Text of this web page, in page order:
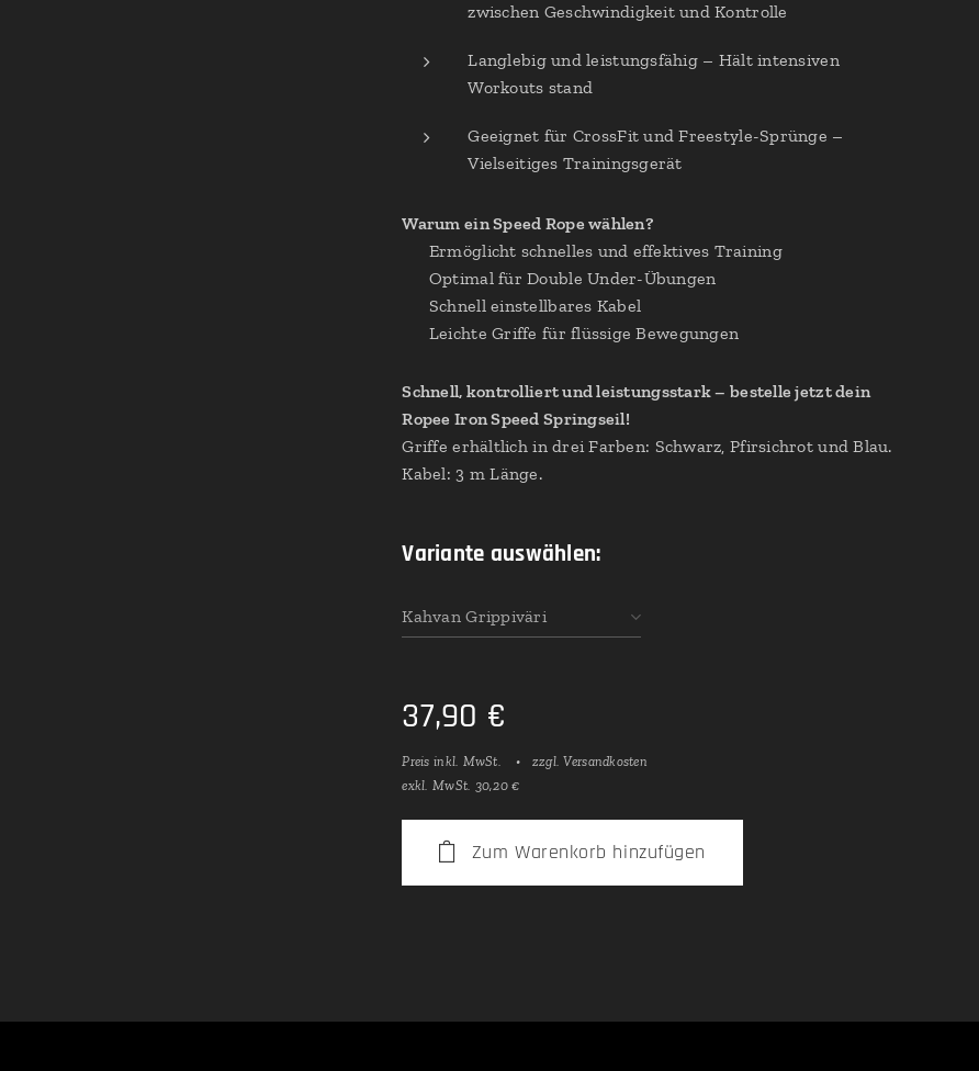
zwischen Geschwindigkeit und Kontrolle
Langlebig und leistungsfähig – Hält intensiven
Workouts stand
Geeignet für CrossFit und Freestyle-Sprünge –
Vielseitiges Trainingsgerät
Warum ein Speed Rope wählen?
✔ Ermöglicht schnelles und effektives Training
✔ Optimal für Double Under-Übungen
✔ Schnell einstellbares Kabel
✔ Leichte Griffe für flüssige Bewegungen
Schnell, kontrolliert und leistungsstark – bestelle jetzt dein
Ropee Iron Speed Springseil!
Griffe erhältlich in drei Farben: Schwarz, Pfirsichrot und Blau.
Kabel: 3 m Länge.
Variante auswählen:
Kahvan Grippiväri
37,90 €
Preis inkl. MwSt.
zzgl. Versandkosten
exkl. MwSt. 30,20 €
Zum Warenkorb hinzufügen